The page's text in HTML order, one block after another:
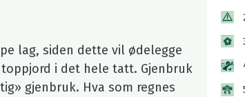
lag, siden dette vil ødelegge
i det hele tatt. Gjenbruk
gjenbruk. Hva som regnes